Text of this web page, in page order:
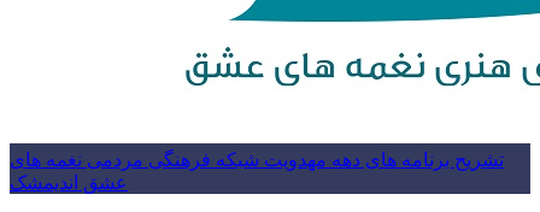
تشریح برنامه های دهه مهدویت شبکه فرهنگی مردمی نغمه های
عشق اندیمشک